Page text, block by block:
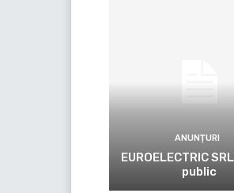
ANUNȚURI
EUROELECTRIC
public